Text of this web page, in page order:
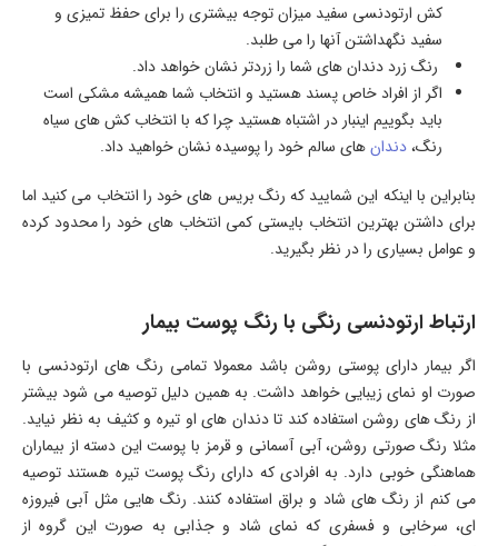
کش ارتودنسی سفید میزان توجه بیشتری را برای حفظ تمیزی و
سفید نگهداشتن آنها را می طلبد.
رنگ زرد دندان های شما را زردتر نشان خواهد داد.
اگر از افراد خاص پسند هستید و انتخاب شما همیشه مشکی است
باید بگوییم اینبار در اشتباه هستید چرا که با انتخاب کش های سیاه
رنگ،دندانهای سالم خود را پوسیده نشان خواهید داد.
بنابراین با اینکه این شمایید که رنگ بریس های خود را انتخاب می کنید اما
برای داشتن بهترین انتخاب بایستی کمی انتخاب های خود را محدود کرده
و عوامل بسیاری را در نظر بگیرید.
ارتباط ارتودنسی رنگی با رنگ پوست بیمار
اگر بیمار دارای پوستی روشن باشد معمولا تمامی رنگ های ارتودنسی با
صورت او نمای زیبایی خواهد داشت. به همین دلیل توصیه می شود بیشتر
از رنگ های روشن استفاده کند تا دندان های او تیره و کثیف به نظر نیاید.
مثلا رنگ صورتی روشن، آبی آسمانی و قرمز با پوست این دسته از بیماران
هماهنگی خوبی دارد. به افرادی که دارای رنگ پوست تیره هستند توصیه
می کنم از رنگ های شاد و براق استفاده کنند. رنگ هایی مثل آبی فیروزه
ای، سرخابی و فسفری که نمای شاد و جذابی به صورت این گروه از